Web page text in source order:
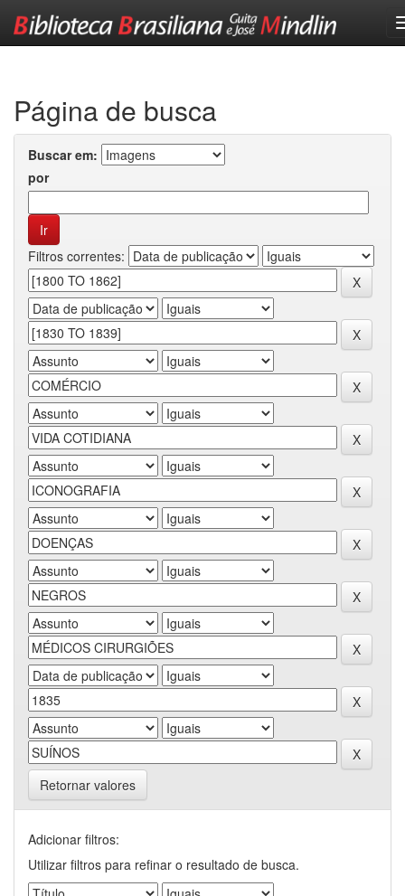
Página de busca
Buscar em:
por
Filtros correntes:
Retornar valores
Adicionar filtros:
Utilizar filtros para refinar o resultado de busca.